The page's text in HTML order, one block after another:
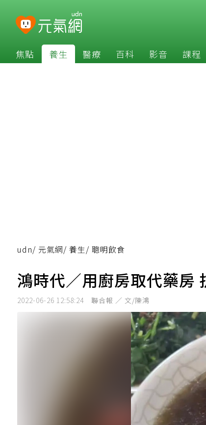
焦點 養生 醫療 百科 影音 課程
udn/ 元氣網/ 養生/ 聰明飲食
鴻時代／用廚房取代藥房
2022-06-26 12:58:24 聯合報 ／ 文/陳鴻